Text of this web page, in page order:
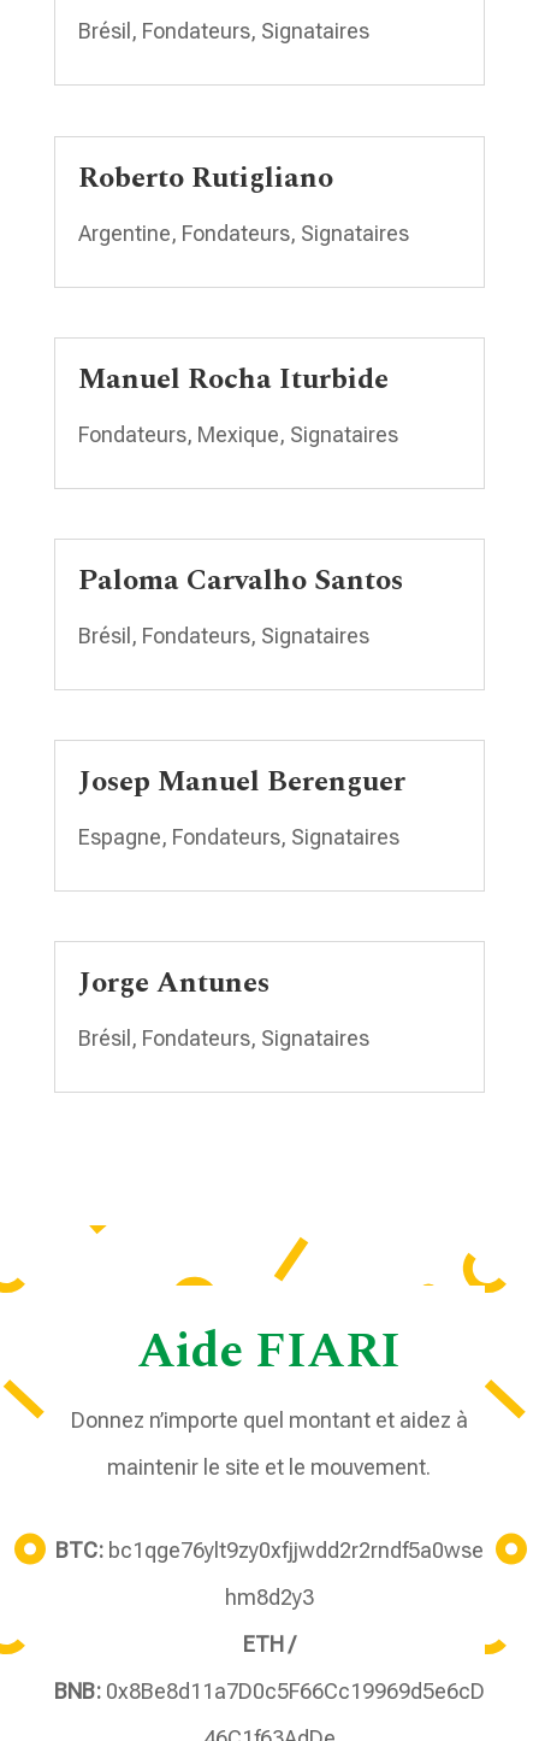
Brésil , Fondateurs, Signataires
Roberto Rutigliano
Argentine, Fondateurs, Signataires
Manuel Rocha Iturbide
Fondateurs, Mexique, Signataires
Paloma Carvalho Santos
Brésil , Fondateurs, Signataires
Josep Manuel Berenguer
Espagne, Fondateurs, Signataires
Jorge Antunes
Brésil , Fondateurs, Signataires
Aide FIARI
Donnez n’importe quel montant et aidez à
maintenir le site et le mouvement.
BTC: bc1qge76ylt9zy0xfjjwdd2r2rndf5a0wse
hm8d2y3
ETH /
BNB: 0x8Be8d11a7D0c5F66Cc19969d5e6cD